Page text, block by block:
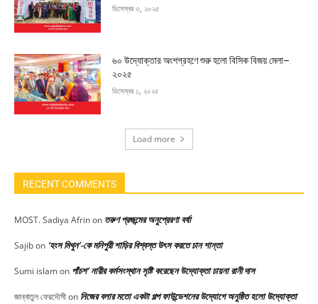
ডিসেম্বর ৩, ২০২৫
৬০ উদ্যোক্তার অংশগ্রহণে শুরু হলো বিসিক বিজয় মেলা–
২০২৫
ডিসেম্বর ১, ২০২৫
Load more
RECENT COMMENTS
MOST. Sadiya Afrinon তরুণ প্রজন্মের অনুপ্রেরণা বর্ষা
Sajibon ‘হংস মিথুন’-কে মনিপুরী শাড়ির বিশ্বস্ত উৎস করতে চান শান্তা
Sumi islamon পাঁচশ’ নারীর কর্মসংস্থান সৃষ্টি করেছেন উদ্যোক্তা চায়না রানী দাস
জান্নাতুল ফেরদৌসীon নিজের বলার মতো একটা গল্প ফাউন্ডেশনের উদ্যোগে অনুষ্ঠিত হলো উদ্যোক্তা